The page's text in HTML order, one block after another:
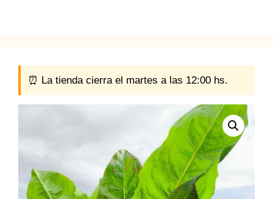
⏰ La tienda cierra el martes a las 12:00 hs.